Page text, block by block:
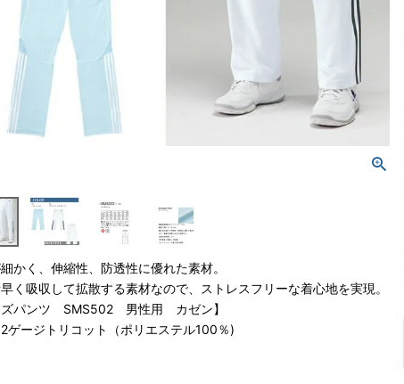
かく、伸縮性、防透性に優れた素材。
く吸収して拡散する素材なので、ストレスフリーな着心地を実現。
ズパンツ SMS502 男性用 カゼン】
ゲージトリコット（ポリエステル100％)